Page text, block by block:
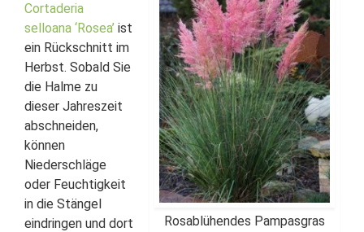
Rosablühendes Pampasgras
Cortaderia
selloana ‘Rosea’ ist
ein Rückschnitt im
Herbst. Sobald Sie
die Halme zu
dieser Jahreszeit
abschneiden,
können
Niederschläge
oder Feuchtigkeit
in die Stängel
eindringen und dort